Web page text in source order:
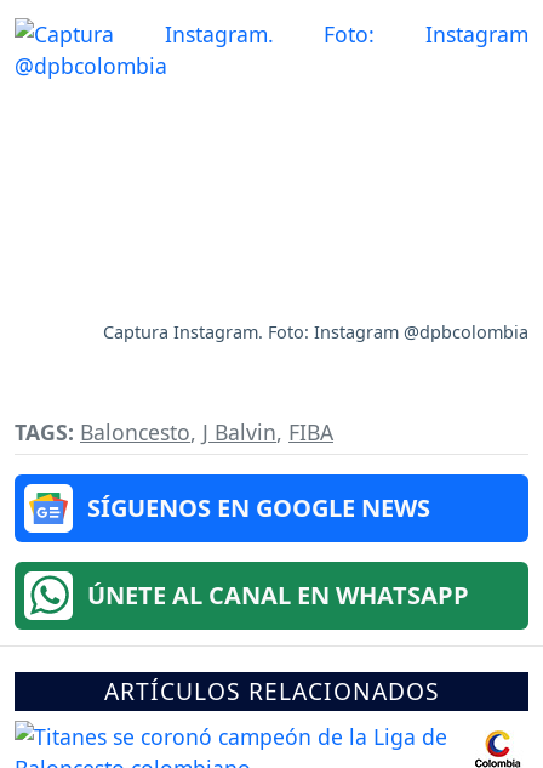
Captura Instagram. Foto: Instagram @dpbcolombia
TAGS: Baloncesto, J Balvin, FIBA
SÍGUENOS EN GOOGLE NEWS
ÚNETE AL CANAL EN WHATSAPP
ARTÍCULOS RELACIONADOS